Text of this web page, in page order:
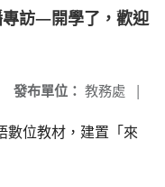
專訪—開學了，歡迎
發布單位： 教務處 |
數位教材，建置「來